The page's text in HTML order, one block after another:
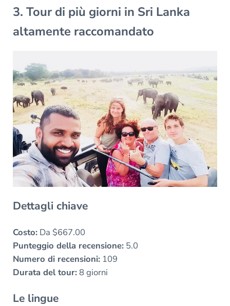
3. Tour di più giorni in Sri Lanka
altamente raccomandato
Dettagli chiave
Costo:Da $667.00
Punteggio della recensione:5.0
Numero di recensioni:109
Durata del tour:8 giorni
Le lingue